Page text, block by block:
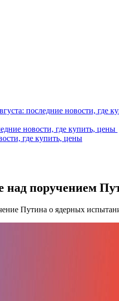
последние новости, где
новости, где купить, цены
где купить, цены
над поручением
Путина о ядерных